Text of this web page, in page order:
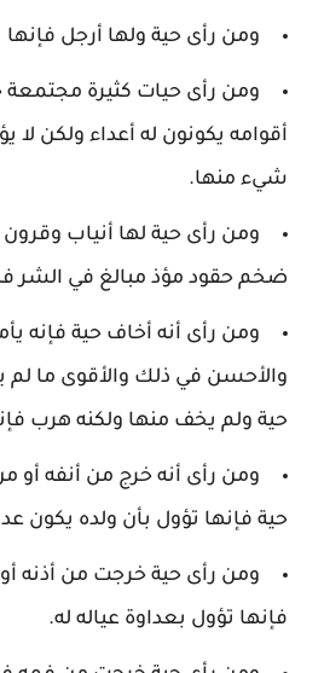
ومن رأى حية ولها أرجل فإنها
ومن رأى حيات كثيرة مجتمعة
أقوامه يكونون له أعداء ولكن لا
شيء منها.
ومن رأى حية لها أنياب
ضخم حقود مؤذ مبالغ في الشر
ومن رأى أنه أخاف حية فإنه
والأحسن في ذلك والأقوى ما لم
حية ولم يخف منها ولكنه هرب
ومن رأى أنه خرج من أنفه أو
حية فإنها تؤول بأن ولده يكون
ومن رأى حية خرجت من أذنه
فإنها تؤول بعداوة عياله له.